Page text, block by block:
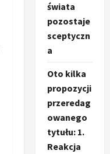
świata
pozostaje
sceptyczn
a
Oto kilka
propozycji
przeredag
owanego
tytułu: 1.
Reakcja